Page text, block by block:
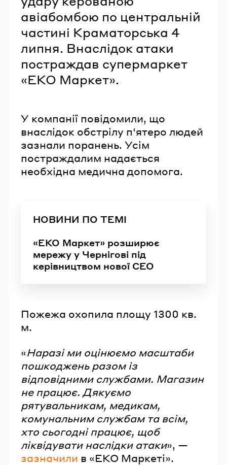
авіабомбою по центральній
частині Краматорська 4
липня. Внаслідок атаки
постраждав супермаркет
«ЕКО Маркет».
У компанії повідомили, що
внаслідок обстрілу п'ятеро людей
зазнали поранень. Усім
постраждалим надається
необхідна медична допомога.
НОВИНИ ПО ТЕМІ
«ЕКО Маркет» розширює
мережу у Чернігові під
керівництвом нової СЕО
Пожежа охопила площу 1300 кв.
м.
«Наразі ми оцінюємо масштаби
пошкоджень разом із
відповідними службами. Магазин
не працює. Дякуємо
рятувальникам, медикам,
комунальним службам та всім,
хто сьогодні працює, щоб
ліквідувати наслідки атаки», —
зазначили в «ЕКО Маркеті».